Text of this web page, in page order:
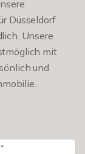
Düsseldorf
Unsere
mit
und